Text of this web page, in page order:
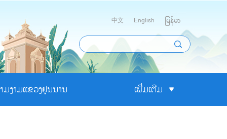
中文 English မြန်မာ
ມງາມແຂວງຢຸນນານ ເພີ່ມເຕີມ